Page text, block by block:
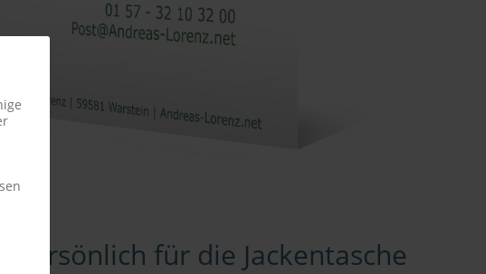
persönlich für die Jackentasche